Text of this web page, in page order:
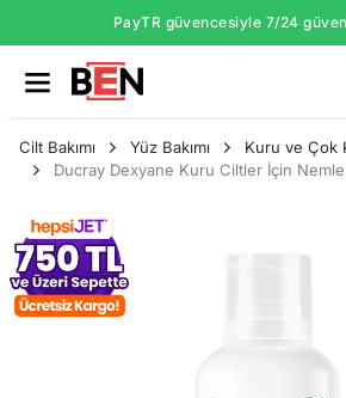
PayTR güvencesiyle 7/24
Cilt Bakımı Yüz Bakımı
Kuru ve Çok
Ducray Dexyane Kuru Ciltler İçin